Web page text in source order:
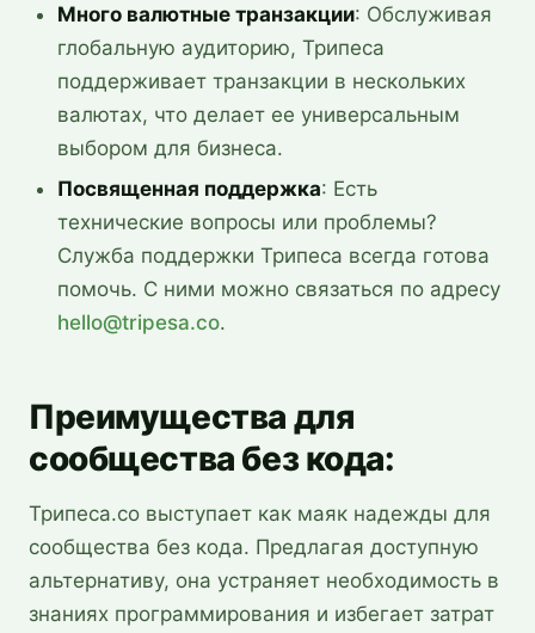
Много валютные транзакции: Обслуживая
глобальную аудиторию, Трипеса
поддерживает транзакции в нескольких
валютах, что делает ее универсальным
выбором для бизнеса.
Посвященная поддержка: Есть
технические вопросы или проблемы?
Служба поддержки Трипеса всегда готова
помочь. С ними можно связаться по адресу
hello@tripesa.co.
Преимущества для
сообщества без кода:
Трипеса.co выступает как маяк надежды для
сообщества без кода. Предлагая доступную
альтернативу, она устраняет необходимость в
знаниях программирования и избегает затрат